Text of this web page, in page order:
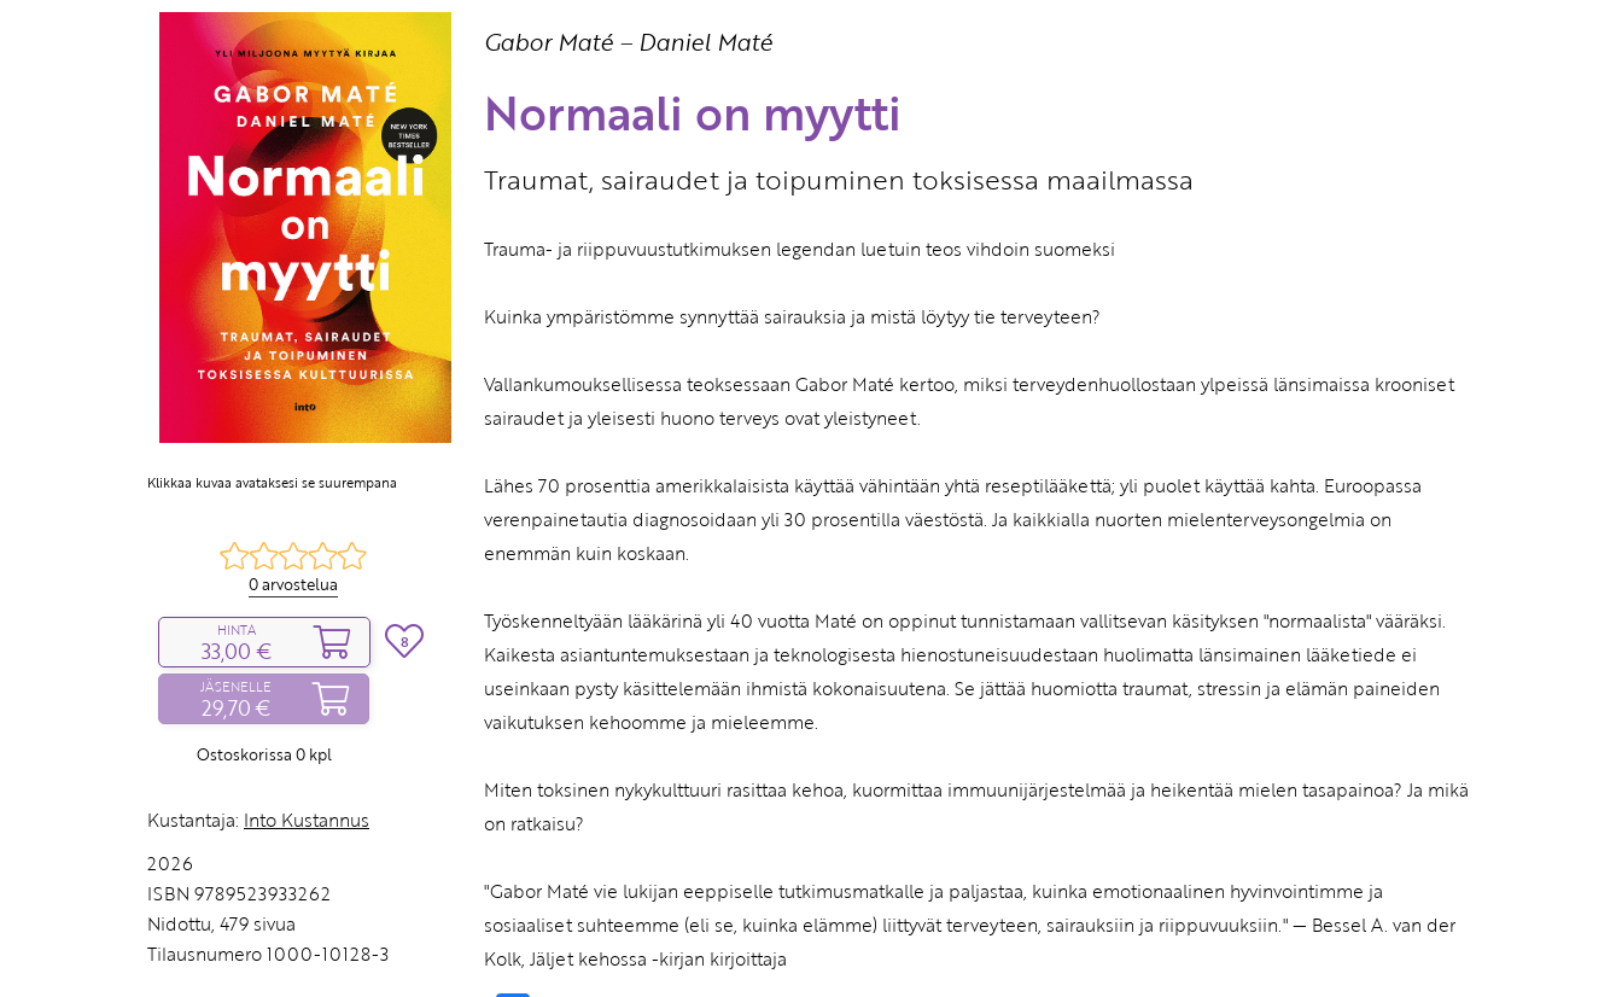
jäsen?
Liity tästä!
Klikkaa kuvaa avataksesi se suurempana
0 arvostelua
HINTA
33,00 €
JÄSENELLE
29,70 €
Ostoskorissa 0kpl
8
Kustantaja: Into Kustannus
2026
ISBN 9789523933262
Nidottu, 479 sivua
Tilausnumero 1000-10128-3
Gabor Maté – Daniel Maté
Normaali on myytti
Traumat, sairaudet ja toipuminen toksisessa maailmassa
Trauma- ja riippuvuustutkimuksen legendan luetuin teos vihdoin suomeksi
Kuinka ympäristömme synnyttää sairauksia ja mistä löytyy tie terveyteen?
Vallankumouksellisessa teoksessaan Gabor Maté kertoo, miksi terveydenhuollostaan ylpeissä länsimaissa krooniset
sairaudet ja yleisesti huono terveys ovat yleistyneet.
Lähes 70 prosenttia amerikkalaisista käyttää vähintään yhtä reseptilääkettä; yli puolet käyttää kahta. Euroopassa
verenpainetautia diagnosoidaan yli 30 prosentilla väestöstä. Ja kaikkialla nuorten mielenterveysongelmia on
enemmän kuin koskaan.
Työskenneltyään lääkärinä yli 40 vuotta Maté on oppinut tunnistamaan vallitsevan käsityksen "normaalista" vääräksi.
Kaikesta asiantuntemuksestaan ja teknologisesta hienostuneisuudestaan huolimatta länsimainen lääketiede ei
useinkaan pysty käsittelemään ihmistä kokonaisuutena. Se jättää huomiotta traumat, stressin ja elämän paineiden
vaikutuksen kehoomme ja mieleemme.
Miten toksinen nykykulttuuri rasittaa kehoa, kuormittaa immuunijärjestelmää ja heikentää mielen tasapainoa? Ja mikä
on ratkaisu?
"Gabor Maté vie lukijan eeppiselle tutkimusmatkalle ja paljastaa, kuinka emotionaalinen hyvinvointimme ja
sosiaaliset suhteemme (eli se, kuinka elämme) liittyvät terveyteen, sairauksiin ja riippuvuuksiin." — Bessel A. van der
Kolk, Jäljet kehossa -kirjan kirjoittaja